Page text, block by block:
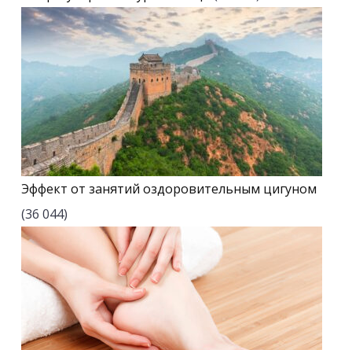
Эффект от занятий оздоровительным цигуном
(36 044)